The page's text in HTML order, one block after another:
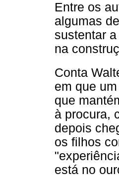
Entre os
algumas
sustentar
na
Conta
em que
que
à procura,
depois
os filhos
está no